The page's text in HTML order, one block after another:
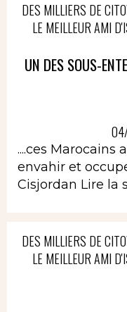
DES MILLIERS DE
LE MEILLEUR AMI
UN DES SOUS-
....ces
envahir et
Cisjordan Lire la
DES MILLIERS DE
LE MEILLEUR AMI